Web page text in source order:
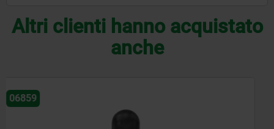
Altri clienti hanno acquistato
anche
06181